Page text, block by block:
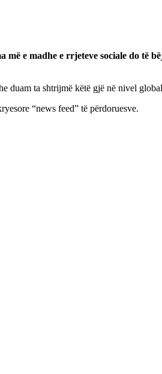
e madhe e rrjeteve sociale do të
duam ta shtrijmë këtë gjë në nivel
“news feed” të përdoruesve.